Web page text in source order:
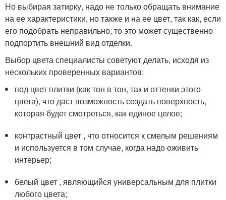
Но выбирая затирку, надо не только обращать внимание
на ее характеристики, но также и на ее цвет, так как, если
его подобрать неправильно, то это может существенно
подпортить внешний вид отделки.
Выбор цвета специалисты советуют делать, исходя из
нескольких проверенных вариантов:
под цвет плитки (как тон в тон, так и оттенки этого
цвета), что даст возможность создать поверхность,
которая будет смотреться, как единое целое;
контрастный цвет , что относится к смелым решениям
и используется в том случае, когда надо оживить
интерьер;
белый цвет , являющийся универсальным для плитки
любого цвета;